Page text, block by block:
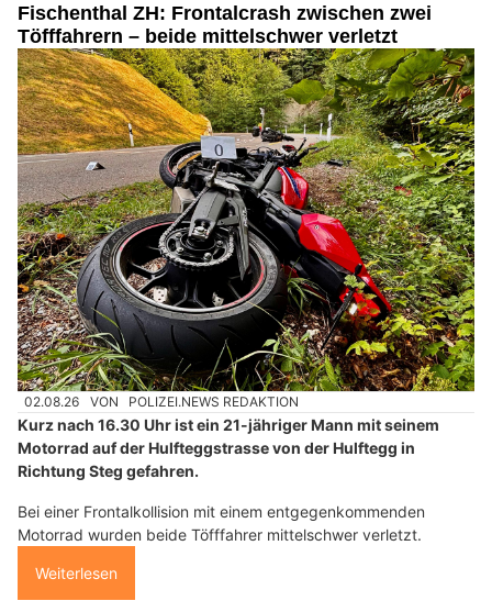
Fischenthal ZH: Frontalcrash zwischen zwei
Töfffahrern – beide mittelschwer verletzt
02.08.26 VON POLIZEI.NEWS REDAKTION
Kurz nach 16.30 Uhr ist ein 21-jähriger Mann mit seinem
Motorrad auf der Hulfteggstrasse von der Hulftegg in
Richtung Steg gefahren.
Bei einer Frontalkollision mit einem entgegenkommenden
Motorrad wurden beide Töfffahrer mittelschwer verletzt.
Weiterlesen